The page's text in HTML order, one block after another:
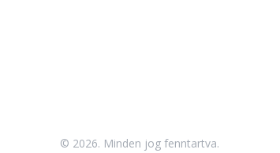
© 2026. Minden jog fenntartva.